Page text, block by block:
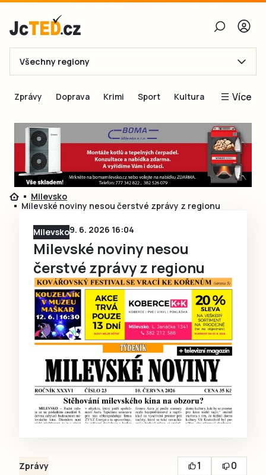
E-mail
Obnovit heslo
Přihlásit se
Ještě nemám účet, chci se
Všechny regiony
Zprávy Doprava Krimi Sport Kultura Více
Blogy
Inspirace
Čtenáři píší
Speciální přílohy
Milevsko
Milevské noviny nesou čerstvé zprávy z regionu
Milevsko9. 6. 2026 16:04
Milevské noviny nesou
čerstvé zprávy z regionu
Zprávy 1
0